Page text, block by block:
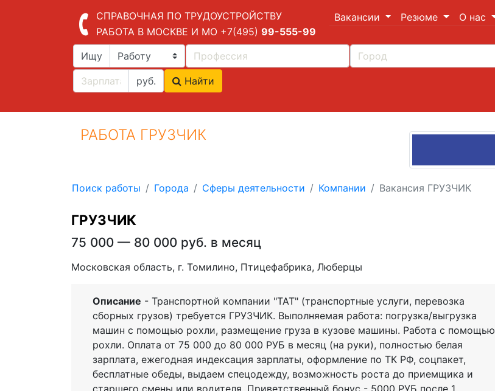
СПРАВОЧНАЯ ПО ТРУДОУСТРОЙСТВУ
РАБОТА В МОСКВЕ И МО +7(495) 99-555-99
Вакансии Резюме О нас
Ищу
руб. Найти
РАБОТА ГРУЗЧИК
Поиск работы Города Сферы деятельности Компании Вакансия ГРУЗЧИК
ГРУЗЧИК
75 000 — 80 000 руб. в месяц
Московская область, г. Томилино, Птицефабрика, Люберцы
Описание - Транспортной компании "ТАТ" (транспортные услуги, перевозка
сборных грузов) требуется ГРУЗЧИК. Выполняемая работа: погрузка/выгрузка
машин с помощью рохли, размещение груза в кузове машины. Работа с помощью
рохли. Оплата от 75 000 до 80 000 РУБ в месяц (на руки), полностью белая
зарплата, ежегодная индексация зарплаты, оформление по ТК РФ, соцпакет,
бесплатные обеды, выдаем спецодежду, возможность роста до приемщика и
старшего смены или водителя. Приветственный бонус - 5000 РУБ после 1